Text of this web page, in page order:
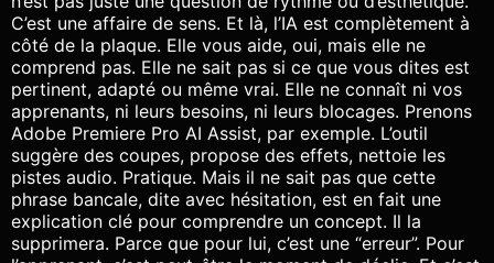
C’est une affaire de sens. Et là, l’IA est complètement à
côté de la plaque. Elle vous aide, oui, mais elle ne
comprend pas. Elle ne sait pas si ce que vous dites est
pertinent, adapté ou même vrai. Elle ne connaît ni vos
apprenants, ni leurs besoins, ni leurs blocages. Prenons
Adobe Premiere Pro AI Assist, par exemple. L’outil
suggère des coupes, propose des effets, nettoie les
pistes audio. Pratique. Mais il ne sait pas que cette
phrase bancale, dite avec hésitation, est en fait une
explication clé pour comprendre un concept. Il la
supprimera. Parce que pour lui, c’est une “erreur”. Pour